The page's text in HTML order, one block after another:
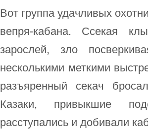
Вот группа удачливых
вепря-кабана. Ссекая
зарослей, зло
несколькими меткими
разъяренный секач
Казаки, привыкшие
расступались и добивали